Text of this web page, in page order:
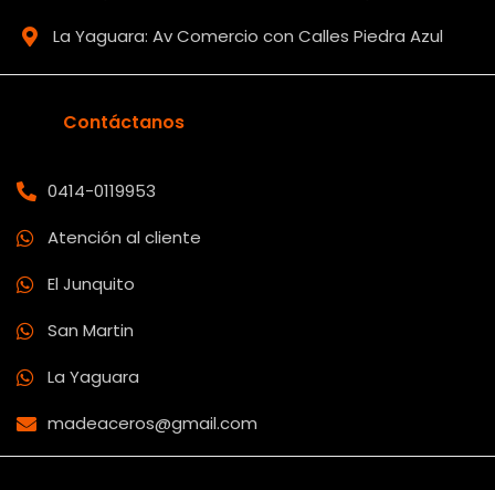
Contáctanos
0414-0119953
Atención al cliente
El Junquito
San Martin
La Yaguara
madeaceros@gmail.com
La Yaguara: Av Comercio con Calles Piedra Azul